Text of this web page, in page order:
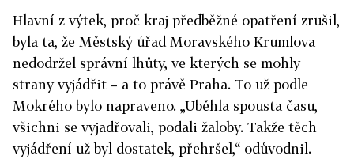
Hlavní z výtek, proč kraj předběžné opatření zrušil,
byla ta, že Městský úřad Moravského Krumlova
nedodržel správní lhůty, ve kterých se mohly
strany vyjádřit – a to právě Praha. To už podle
Mokrého bylo napraveno. „Uběhla spousta času,
všichni se vyjadřovali, podali žaloby. Takže těch
vyjádření už byl dostatek, přehršel,“ odůvodnil.